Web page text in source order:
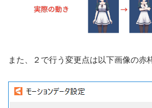
また、２で行う変更点は以下画像の赤